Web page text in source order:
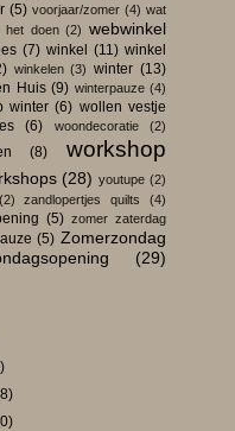
(5) voorjaar/zomer (4) wat
het doen (2) webwinkel
(7) winkel (11) winkel
winkelen (3) winter (13)
Huis (9) winterpauze (4)
winter (6) wollen vestje
(6) woondecoratie (2)
(8)
workshop
(28) youtupe (2)
(2) zandlopertjes quilts (4)
(5) zomer zaterdag
(5) Zomerzondag
(29)